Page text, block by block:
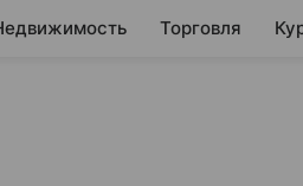
Торговля